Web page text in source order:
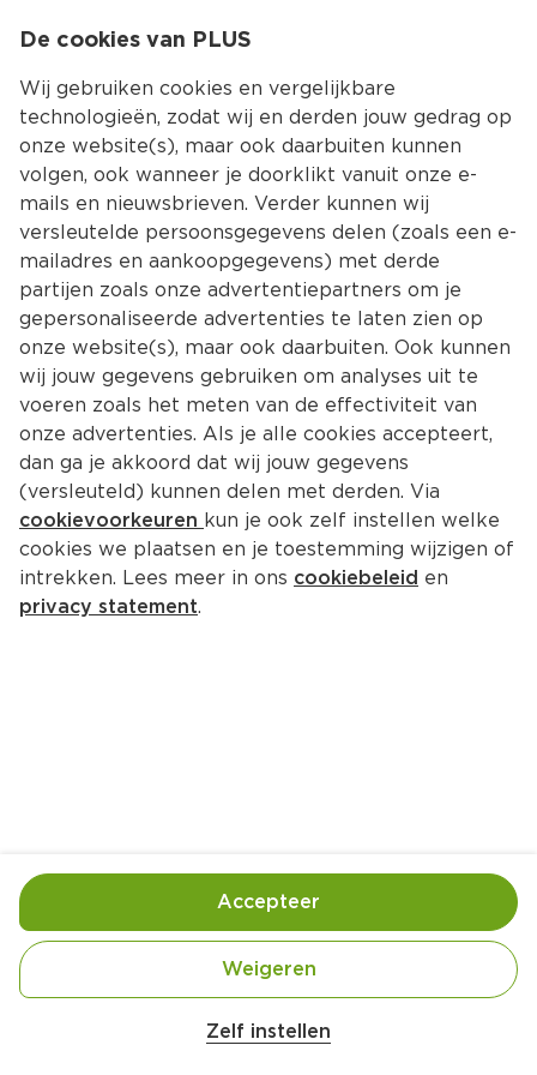
Kies jouw
Ingrediënten Bereiding
De cookies van PLUS
Wij gebruiken cookies en vergelijkbare
technologieën, zodat wij en derden jouw gedrag op
onze website(s), maar ook daarbuiten kunnen
volgen, ook wanneer je doorklikt vanuit onze e-
mails en nieuwsbrieven. Verder kunnen wij
versleutelde persoonsgegevens delen (zoals een e-
mailadres en aankoopgegevens) met derde
partijen zoals onze advertentiepartners om je
gepersonaliseerde advertenties te laten zien op
onze website(s), maar ook daarbuiten. Ook kunnen
wij jouw gegevens gebruiken om analyses uit te
voeren zoals het meten van de effectiviteit van
onze advertenties. Als je alle cookies accepteert,
dan ga je akkoord dat wij jouw gegevens
(versleuteld) kunnen delen met derden. Via
cookievoorkeuren kun je ook zelf instellen welke
cookies we plaatsen en je toestemming wijzigen of
intrekken. Lees meer in ons cookiebeleid en
privacy statement.
Zelf instellen
Weigeren
Accepteer